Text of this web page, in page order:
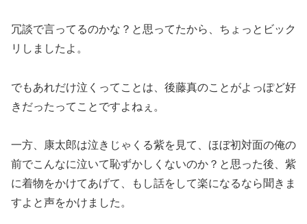
冗談で言ってるのかな？と思ってたから、ちょっとビック
リしましたよ。
でもあれだけ泣くってことは、後藤真のことがよっぽど好
きだったってことですよねぇ。
一方、康太郎は泣きじゃくる紫を見て、ほぼ初対面の俺の
前でこんなに泣いて恥ずかしくないのか？と思った後、紫
に着物をかけてあげて、もし話をして楽になるなら聞きま
すよと声をかけました。